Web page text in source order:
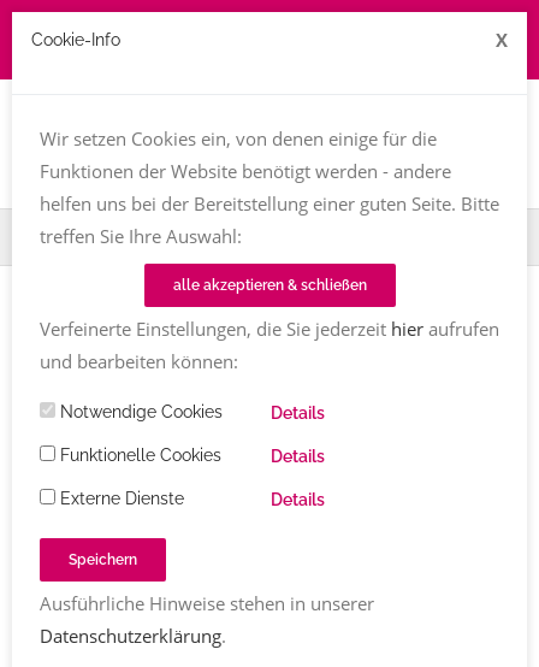
Home TT-Magazin Buchvorstellung
BUCHVORSTELLUNG
Menschenkette
Cäcilie Kowald 4 Kommentare
31.10.2022)
1548
Am 22. Oktober 1983 protestieren mehrere Hunderttausend
Menschen gegen die geplante Stationierung von
Atomraketen in Süddeutschland – in einer 108 Kilometer
langen Menschenkette von der Befehlszentrale der
Cookie-Info X
Wir setzen Cookies ein, von denen einige für die
Funktionen der Website benötigt werden - andere
helfen uns bei der Bereitstellung einer guten Seite. Bitte
treffen Sie Ihre Auswahl:
alle akzeptieren & schließen
Verfeinerte Einstellungen, die Sie jederzeit hieraufrufen
und bearbeiten können:
Notwendige Cookies Details
Funktionelle Cookies Details
Externe Dienste Details
Speichern
Ausführliche Hinweise stehen in unserer
Datenschutzerklärung.